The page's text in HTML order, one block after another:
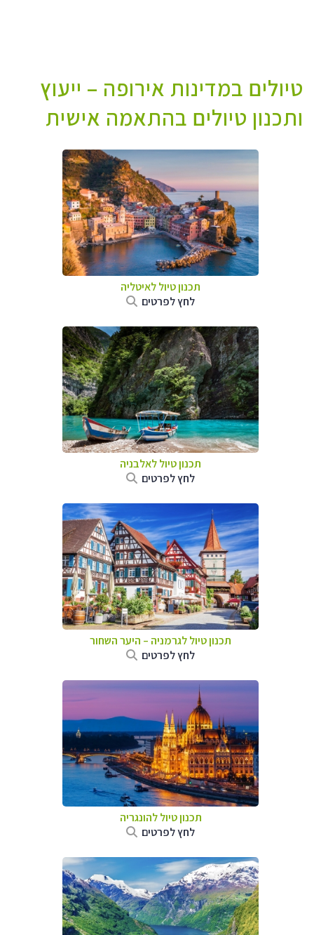
טיולים במדינות אירופה – ייעוץ
ותכנון טיולים בהתאמה אישית
תכנון טיול לאיטליה
לחץ לפרטים
תכנון טיול לאלבניה
לחץ לפרטים
תכנון טיול לגרמניה – היער השחור
לחץ לפרטים
תכנון טיול להונגריה
לחץ לפרטים